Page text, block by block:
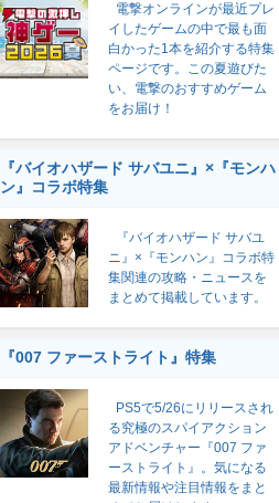
電撃オンラインが最近プレ
イしたゲームの中で最も面
白かった1本を紹介する特集
ページです。この夏遊びた
い、電撃のおすすめゲーム
をお届け！
『バイオハザード サバユニ』×『モンハ
ン』コラボ特集
『バイオハザード サバユ
ニ』×『モンハン』コラボ特
集関連の攻略・ニュースを
まとめて掲載しています。
『007 ファーストライト』特集
PS5で5/26にリリースされ
る究極のスパイアクション
アドベンチャー『007 ファ
ーストライト』。気になる
最新情報や注目情報をまと